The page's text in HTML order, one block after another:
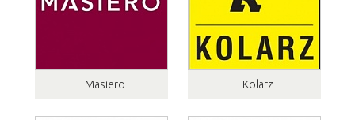
Masiero Kolarz